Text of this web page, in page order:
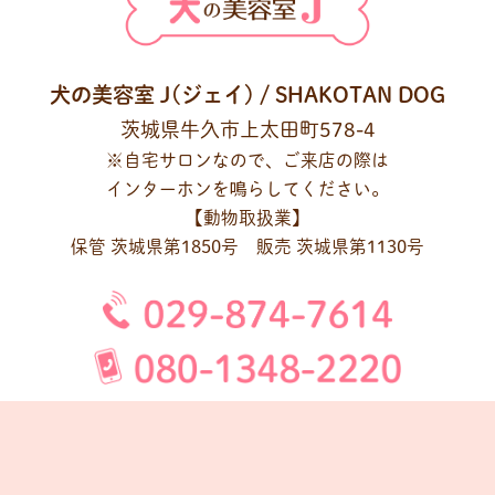
犬の美容室 J(ジェイ) / SHAKOTAN DOG
茨城県牛久市上太田町578-4
※自宅サロンなので、ご来店の際は
インターホンを鳴らしてください。
【動物取扱業】
保管 茨城県第1850号 販売 茨城県第1130号